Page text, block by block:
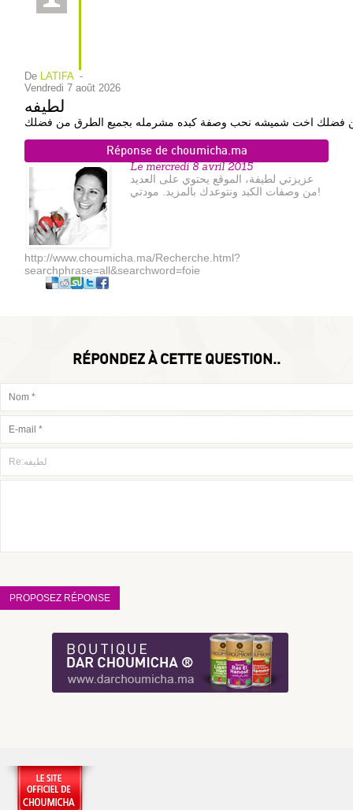
De LATIFA -
vendredi 7 août 2026
لطيفه
فضلك اخت شميشه نحب وصفة كبده مشرمله بجميع الطرق من فضلك
Réponse de choumicha.ma
Le mercredi 8 avril 2015
عزيزتي لطيفة، الموقع يحتوي على العديد
من وصفات الكبد ونتوعدك بالمزيد. مودتي!
http://www.choumicha.ma/Recherche.html?
searchphrase=all&searchword=foie
RÉPONDEZ À CETTE QUESTION..